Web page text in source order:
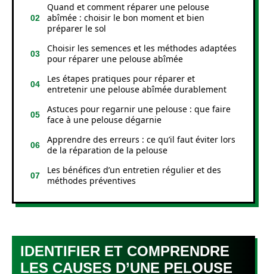
Quand et comment réparer une pelouse
abîmée : choisir le bon moment et bien
préparer le sol
Choisir les semences et les méthodes adaptées
pour réparer une pelouse abîmée
Les étapes pratiques pour réparer et
entretenir une pelouse abîmée durablement
Astuces pour regarnir une pelouse : que faire
face à une pelouse dégarnie
Apprendre des erreurs : ce qu’il faut éviter lors
de la réparation de la pelouse
Les bénéfices d’un entretien régulier et des
méthodes préventives
IDENTIFIER ET COMPRENDRE
LES CAUSES D’UNE PELOUSE